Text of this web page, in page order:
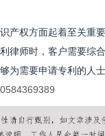
产权方面起着至关重
律师时，客户需要综
为需要申请专利的人